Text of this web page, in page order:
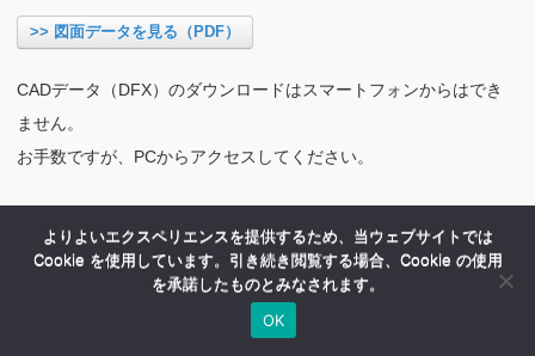
>> 図面データを見る（PDF）
CADデータ（DFX）のダウンロードはスマートフォンからはでき
ません。
お手数ですが、PCからアクセスしてください。
よりよいエクスペリエンスを提供するため、当ウェブサイトでは
Cookie を使用しています。引き続き閲覧する場合、Cookie の使用
を承諾したものとみなされます。
OK